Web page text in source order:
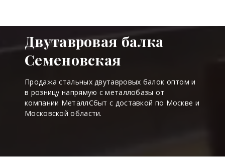
Двутавровая балка
Семеновская
Продажа стальных двутавровых балок оптом и
в розницу напрямую с металлобазы от
компании МеталлСбыт с доставкой по Москве и
Московской области.